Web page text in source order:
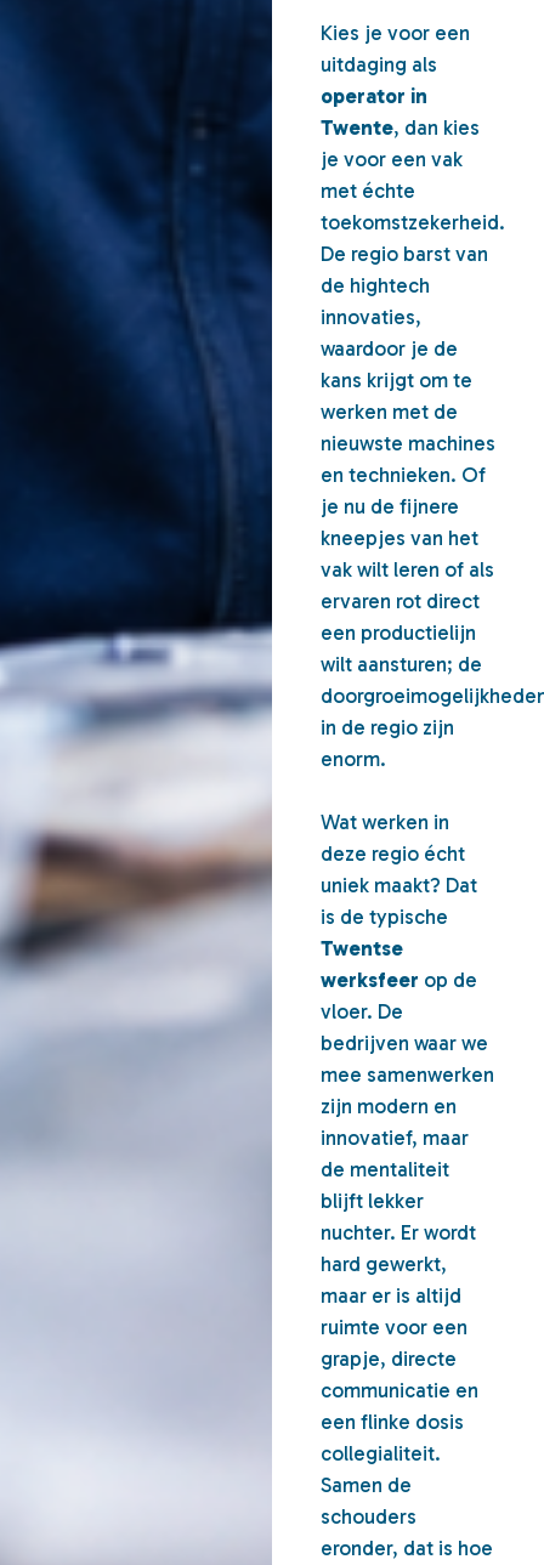
Kies je voor een
uitdaging als
operator in
Twente, dan kies
je voor een vak
met échte
toekomstzekerheid.
De regio barst van
de hightech
innovaties,
waardoor je de
kans krijgt om te
werken met de
nieuwste machines
en technieken. Of
je nu de fijnere
kneepjes van het
vak wilt leren of als
ervaren rot direct
een productielijn
wilt aansturen; de
in de regio zijn
enorm.
Wat werken in
deze regio écht
uniek maakt? Dat
is de typische
Twentse
werksfeer op de
vloer. De
bedrijven waar we
mee samenwerken
zijn modern en
innovatief, maar
de mentaliteit
blijft lekker
nuchter. Er wordt
hard gewerkt,
maar er is altijd
ruimte voor een
grapje, directe
communicatie en
een flinke dosis
collegialiteit.
Samen de
schouders
eronder, dat is hoe